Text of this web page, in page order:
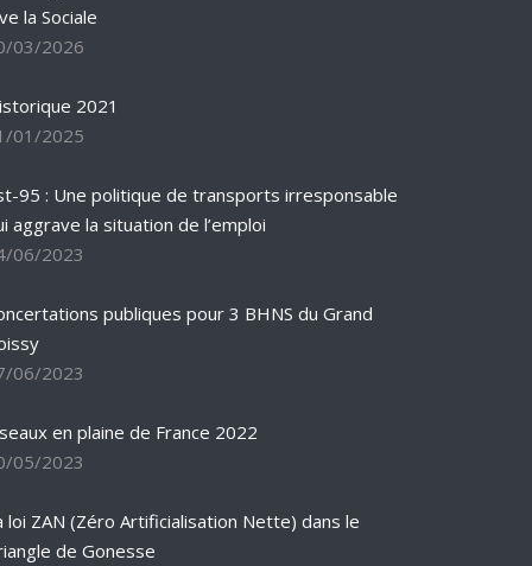
la Sociale
03/2026
2021
01/2025
95 : Une politique de transports irresponsable
aggrave la situation de l’emploi
06/2023
publiques pour 3 BHNS du Grand
06/2023
en plaine de France 2022
05/2023
loi ZAN (Zéro Artificialisation Nette) dans le
de Gonesse